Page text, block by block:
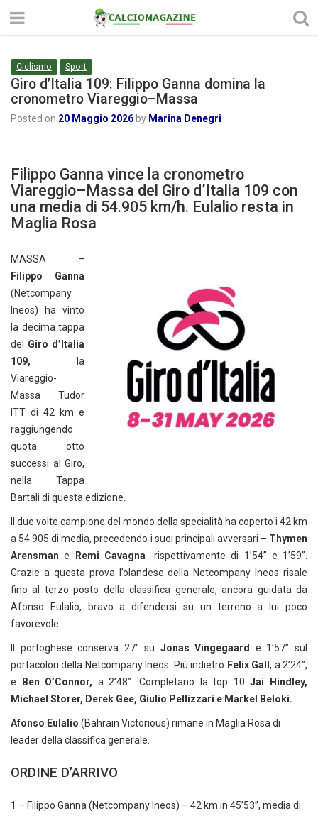
Ciclismo Sport
Giro d’Italia 109: Filippo Ganna domina la
cronometro Viareggio–Massa
Posted on 20 Maggio 2026 by Marina Denegri
Filippo Ganna vince la cronometro
Viareggio–Massa del Giro d’Italia 109 con
una media di 54.905 km/h. Eulalio resta in
Maglia Rosa
MASSA –
Filippo Ganna
(Netcompany
Ineos) ha vinto
la decima tappa
del Giro d’Italia
109, la
Viareggio-
Massa Tudor
ITT di 42 km e
raggiungendo
quota otto
successi al Giro,
nella Tappa
Bartali di questa edizione.
Il due volte campione del mondo della specialità ha coperto i 42 km
a 54.905 di media, precedendo i suoi principali avversari – Thymen
Arensman e Remi Cavagna -rispettivamente di 1’54” e 1’59”.
Grazie a questa prova l’olandese della Netcompany Ineos risale
fino al terzo posto della classifica generale, ancora guidata da
Afonso Eulalio, bravo a difendersi su un terreno a lui poco
favorevole.
Il portoghese conserva 27″ su Jonas Vingegaard
e 1’57” sul
portacolori della Netcompany Ineos. Più indietro Felix Gall, a 2’24”,
e
Ben O’Connor, a 2’48”. Completano la top 10Jai Hindley,
Michael Storer, Derek Gee, Giulio Pellizzari e Markel Beloki.
Afonso Eulalio (Bahrain Victorious) rimane in Maglia Rosa di
leader della classifica generale.
ORDINE D’ARRIVO
1 – Filippo Ganna (Netcompany Ineos) – 42 km in 45’53”, media di